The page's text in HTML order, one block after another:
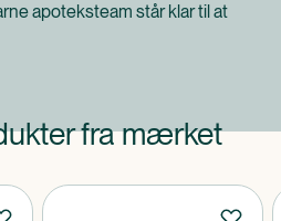
apoteksteam står klar til at
fra mærket